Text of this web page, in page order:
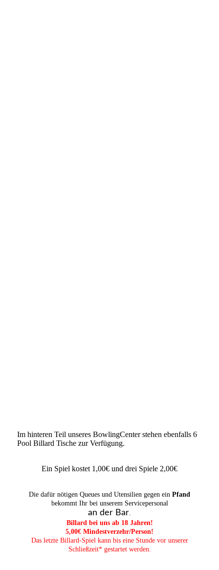
Im hinteren Teil unseres BowlingCenter stehen ebenfalls 6
Pool Billard Tische zur Verfügung.
Ein Spiel kostet 1,00€ und drei Spiele 2,00€
Die dafür nötigen Queues und Utensilien gegen ein Pfand
bekommt Ihr bei unserem Servicepersonal
an der Bar.
Billard bei uns ab 18 Jahren!
5,00€ Mindestverzehr/Person!
Das letzte Billard-Spiel kann bis eine Stunde vor unserer
Schließzeit* gestartet werden.